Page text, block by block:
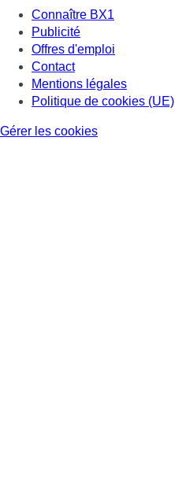
Connaître BX1
Publicité
Offres d'emploi
Contact
Mentions légales
Politique de cookies (UE)
Gérer les cookies